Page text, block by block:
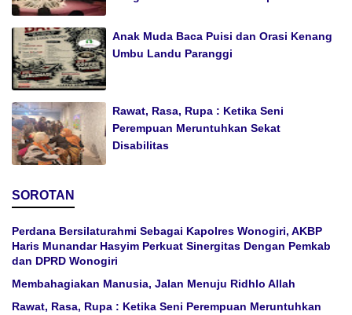
Anak Muda Baca Puisi dan Orasi Kenang
Umbu Landu Paranggi
Rawat, Rasa, Rupa : Ketika Seni
Perempuan Meruntuhkan Sekat
Disabilitas
SOROTAN
Perdana Bersilaturahmi Sebagai Kapolres Wonogiri, AKBP
Haris Munandar Hasyim Perkuat Sinergitas Dengan Pemkab
dan DPRD Wonogiri
Membahagiakan Manusia, Jalan Menuju Ridhlo Allah
Rawat, Rasa, Rupa : Ketika Seni Perempuan Meruntuhkan